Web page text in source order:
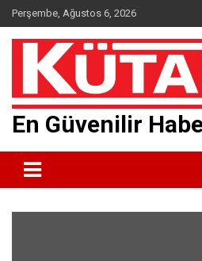
Skip
to
content
Perşembe, Ağustos 6, 2026
En Güvenilir